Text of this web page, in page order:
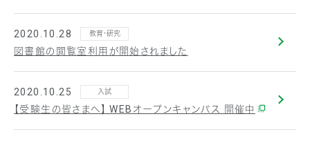
2020.10.28 教育・研究
図書館の閲覧室利用が開始されました
2020.10.25 入試
【受験生の皆さまへ】 WEBオープンキャンパス 開催中